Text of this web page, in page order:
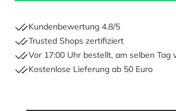
Kundenbewertung 4.8/5
Trusted Shops zertifiziert
Vor 17:00 Uhr bestellt, am selben Tag
Kostenlose Lieferung ab 50 Euro